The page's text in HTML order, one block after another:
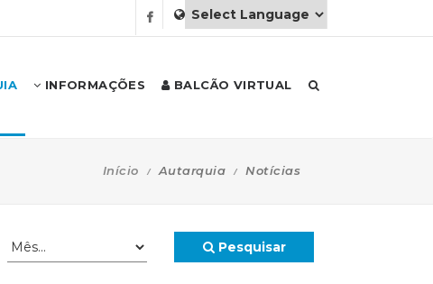
INFORMAÇÕES BALCÃO VIRTUAL
Início Autarquia Notícias
Pesquisar